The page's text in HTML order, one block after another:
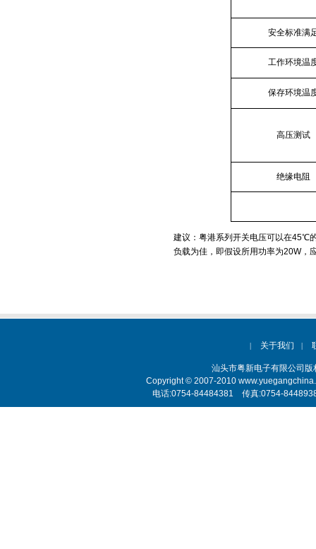
安全标准满
工作环境温
保存环境温
高压测试
绝缘电阻
建议：粤港系列开关电压可以在45℃
负载为佳，即假设所用功率为20W，
汕头市粤新电子有限公司
Copyright © 2007-2010
电话:0754-84484381 传真:0754-
| 关于我们 |